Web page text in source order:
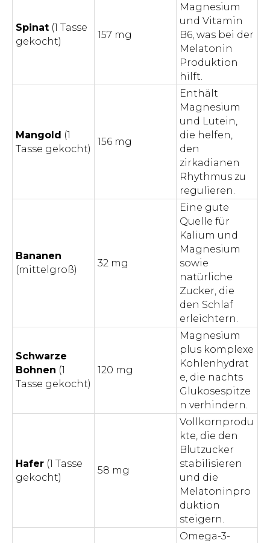
Spinat (1 Tasse
gekocht)
157 mg
Magnesium
und Vitamin
B6, was bei der
Melatonin
Produktion
hilft.
Mangold (1
Tasse gekocht)
156 mg
Enthält
Magnesium
und Lutein,
die helfen,
den
zirkadianen
Rhythmus zu
regulieren.
Bananen
(mittelgroß)
32 mg
Eine gute
Quelle für
Kalium und
Magnesium
sowie
natürliche
Zucker, die
den Schlaf
erleichtern.
Schwarze
Bohnen (1
Tasse gekocht)
120 mg
Magnesium
plus komplexe
Kohlenhydrat
e, die nachts
Glukosespitze
n verhindern.
Hafer (1 Tasse
gekocht)
58 mg
Vollkornprodu
kte, die den
Blutzucker
stabilisieren
und die
Melatoninpro
duktion
steigern.
Omega-3-